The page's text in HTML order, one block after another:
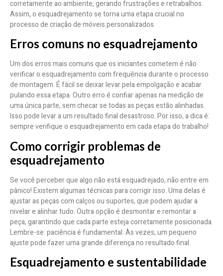
corretamente ao ambiente, gerando frustrações e retrabalhos.
Assim, o esquadrejamento se torna uma etapa crucial no
processo de criação de móveis personalizados.
Erros comuns no esquadrejamento
Um dos erros mais comuns que os iniciantes cometem é não
verificar o esquadrejamento com frequência durante o processo
de montagem. É fácil se deixar levar pela empolgação e acabar
pulando essa etapa. Outro erro é confiar apenas na medição de
uma única parte, sem checar se todas as peças estão alinhadas.
Isso pode levar a um resultado final desastroso. Por isso, a dica é:
sempre verifique o esquadrejamento em cada etapa do trabalho!
Como corrigir problemas de
esquadrejamento
Se você perceber que algo não está esquadrejado, não entre em
pânico! Existem algumas técnicas para corrigir isso. Uma delas é
ajustar as peças com calços ou suportes, que podem ajudar a
nivelar e alinhar tudo. Outra opção é desmontar e remontar a
peça, garantindo que cada parte esteja corretamente posicionada.
Lembre-se: paciência é fundamental. Às vezes, um pequeno
ajuste pode fazer uma grande diferença no resultado final.
Esquadrejamento e sustentabilidade